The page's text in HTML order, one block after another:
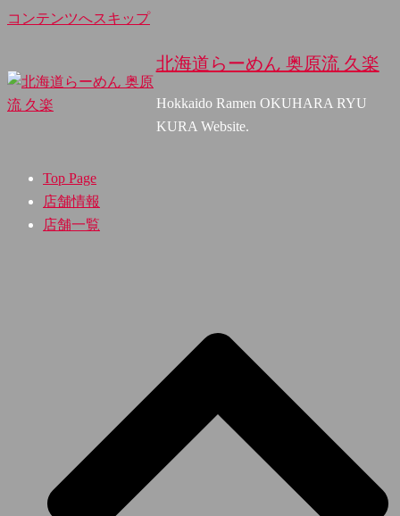
コンテンツへスキップ
北海道らーめん 奥原流 久楽
Hokkaido Ramen OKUHARA RYU
KURA Website.
Top Page
店舗情報
店舗一覧